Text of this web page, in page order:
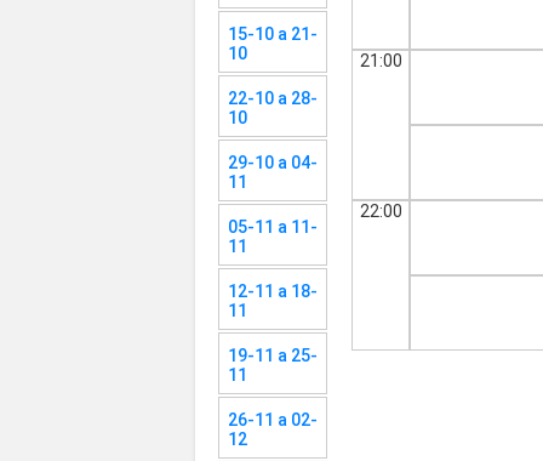
15-10 a 21-
10
22-10 a 28-
10
29-10 a 04-
11
05-11 a 11-
11
12-11 a 18-
11
19-11 a 25-
11
26-11 a 02-
12
21:00
22:00